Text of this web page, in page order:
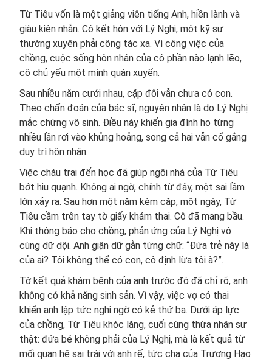
Từ Tiêu vốn là một giảng viên tiếng Anh, hiền lành và
giàu kiên nhẫn. Cô kết hôn với Lý Nghị, một kỹ sư
thường xuyên phải công tác xa. Vì công việc của
chồng, cuộc sống hôn nhân của cô phần nào lạnh lẽo,
cô chủ yếu một mình quán xuyến.
Sau nhiều năm cưới nhau, cặp đôi vẫn chưa có con.
Theo chẩn đoán của bác sĩ, nguyên nhân là do Lý Nghị
mắc chứng vô sinh. Điều này khiến gia đình họ từng
nhiều lần rơi vào khủng hoảng, song cả hai vẫn cố gắng
duy trì hôn nhân.
Việc cháu trai đến học đã giúp ngôi nhà của Từ Tiêu
bớt hiu quạnh. Không ai ngờ, chính từ đây, một sai lầm
lớn xảy ra. Sau hơn một năm kèm cặp, một ngày, Từ
Tiêu cầm trên tay tờ giấy khám thai. Cô đã mang bầu.
Khi thông báo cho chồng, phản ứng của Lý Nghị vô
cùng dữ dội. Anh giận dữ gằn từng chữ: “Đứa trẻ này là
của ai? Tôi không thể có con, cô định lừa tôi à?”.
Tờ kết quả khám bệnh của anh trước đó đã chỉ rõ, anh
không có khả năng sinh sản. Vì vậy, việc vợ có thai
khiến anh lập tức nghi ngờ có kẻ thứ ba. Dưới áp lực
của chồng, Từ Tiêu khóc lặng, cuối cùng thừa nhận sự
thật: đứa bé không phải của Lý Nghị, mà là kết quả từ
mối quan hệ sai trái với anh rể, tức cha của Trương Hạo